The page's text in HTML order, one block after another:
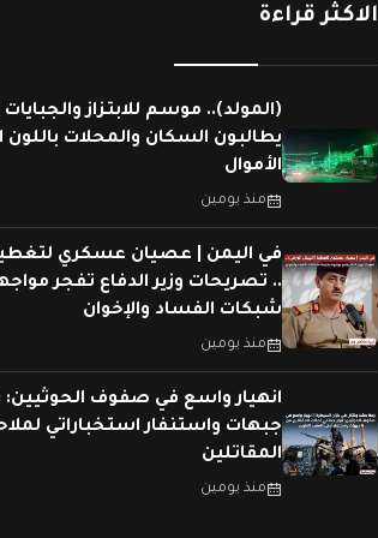
الاكثر قراءة
(المولد).. موسم للابتزاز
يطالبون السكان والمحلات
الأموال
منذ يومين
في اليمن | عصيان عسكري
.. تصريحات وزير الدفاع تفجر
شبكات الفساد والإخوان
منذ يومين
جبهات واستنفار استخباراتي
المقاتلين
منذ يومين